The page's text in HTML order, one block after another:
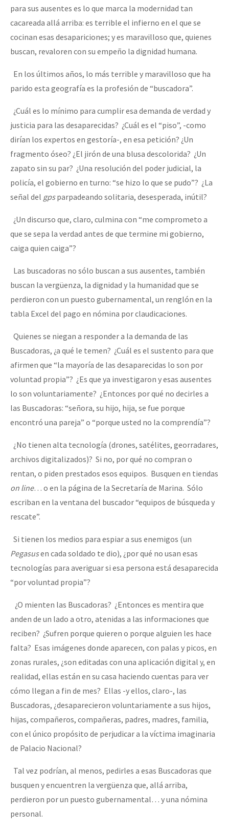
para sus ausentes es lo que marca la modernidad tan
cacareada allá arriba: es terrible el infierno en el que se
cocinan esas desapariciones; y es maravilloso que, quienes
buscan, revaloren con su empeño la dignidad humana.
En los últimos años, lo más terrible y maravilloso que ha
parido esta geografía es la profesión de “buscadora”.
¿Cuál es lo mínimo para cumplir esa demanda de verdad y
justicia para las desaparecidas? ¿Cuál es el “piso”, -como
dirían los expertos en gestoría-, en esa petición? ¿Un
fragmento óseo? ¿El jirón de una blusa descolorida? ¿Un
zapato sin su par? ¿Una resolución del poder judicial, la
policía, el gobierno en turno: “se hizo lo que se pudo”? ¿La
señal del gpsparpadeando solitaria, desesperada, inútil?
¿Un discurso que, claro, culmina con “me comprometo a
que se sepa la verdad antes de que termine mi gobierno,
caiga quien caiga”?
Las buscadoras no sólo buscan a sus ausentes, también
buscan la vergüenza, la dignidad y la humanidad que se
perdieron con un puesto gubernamental, un renglón en la
tabla Excel del pago en nómina por claudicaciones.
Quienes se niegan a responder a la demanda de las
Buscadoras, ¿a qué le temen? ¿Cuál es el sustento para que
afirmen que “la mayoría de las desaparecidas lo son por
voluntad propia”? ¿Es que ya investigaron y esas ausentes
lo son voluntariamente? ¿Entonces por qué no decirles a
las Buscadoras: “señora, su hijo, hija, se fue porque
encontró una pareja” o “porque usted no la comprendía”?
¿No tienen alta tecnología (drones, satélites, georradares,
archivos digitalizados)? Si no, por qué no compran o
rentan, o piden prestados esos equipos. Busquen en tiendas
on line… o en la página de la Secretaría de Marina. Sólo
escriban en la ventana del buscador “equipos de búsqueda y
rescate”.
Si tienen los medios para espiar a sus enemigos (un
Pegasusen cada soldado te dio), ¿por qué no usan esas
tecnologías para averiguar si esa persona está desaparecida
“por voluntad propia”?
¿O mienten las Buscadoras? ¿Entonces es mentira que
anden de un lado a otro, atenidas a las informaciones que
reciben? ¿Sufren porque quieren o porque alguien les hace
falta? Esas imágenes donde aparecen, con palas y picos, en
zonas rurales, ¿son editadas con una aplicación digital y, en
realidad, ellas están en su casa haciendo cuentas para ver
cómo llegan a fin de mes? Ellas -y ellos, claro-, las
Buscadoras, ¿desaparecieron voluntariamente a sus hijos,
hijas, compañeros, compañeras, padres, madres, familia,
con el único propósito de perjudicar a la víctima imaginaria
de Palacio Nacional?
Tal vez podrían, al menos, pedirles a esas Buscadoras que
busquen y encuentren la vergüenza que, allá arriba,
perdieron por un puesto gubernamental… y una nómina
personal.